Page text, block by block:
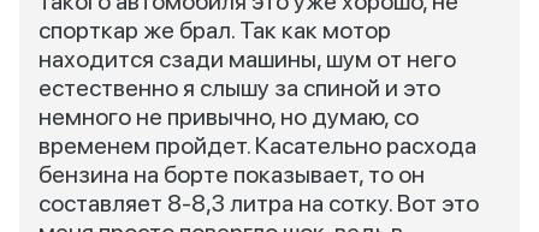
спорткар же брал. Так как мотор
находится сзади машины, шум от него
естественно я слышу за спиной и это
немного не привычно, но думаю, со
временем пройдет. Касательно расхода
бензина на борте показывает, то он
составляет 8-8,3 литра на сотку. Вот это